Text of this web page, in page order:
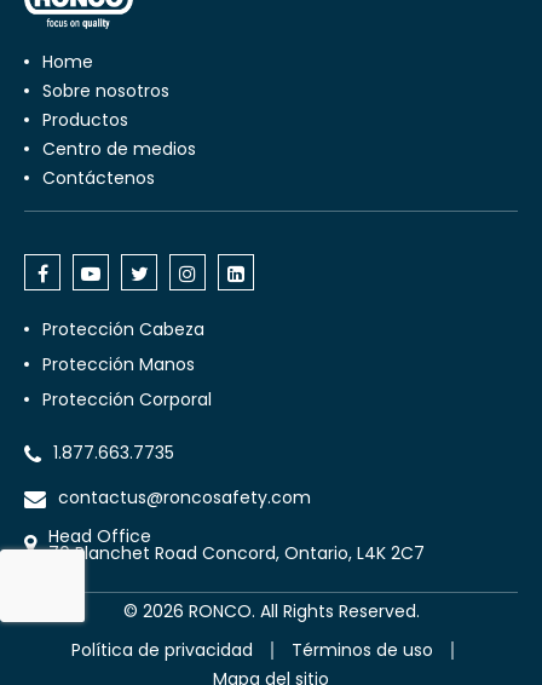
Home
Sobre nosotros
Productos
Centro de medios
Contáctenos
Protección Cabeza
Protección Manos
Protección Corporal
1.877.663.7735
contactus@roncosafety.com
Head Office
70 Planchet Road Concord, Ontario, L4K 2C7
© 2026 RONCO. All Rights Reserved.
Política de privacidad
Términos de uso
Mapa del sitio